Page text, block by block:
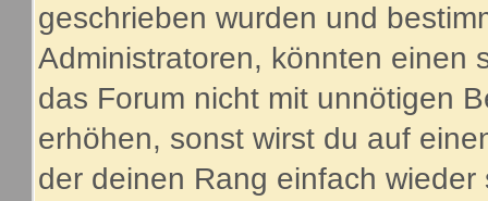
geschrieben wurden und
Administratoren, könnten einen
das Forum nicht mit unnötigen
erhöhen, sonst wirst du auf
der deinen Rang einfach wieder